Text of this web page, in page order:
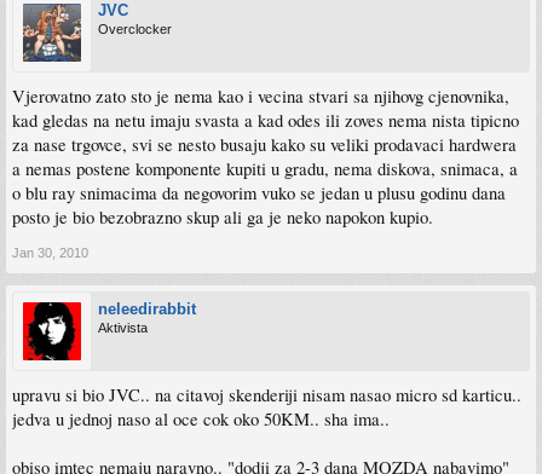
JVC
Overclocker
Vjerovatno zato sto je nema kao i vecina stvari sa njihovg cjenovnika,
kad gledas na netu imaju svasta a kad odes ili zoves nema nista tipicno
za nase trgovce, svi se nesto busaju kako su veliki prodavaci hardwera
a nemas postene komponente kupiti u gradu, nema diskova, snimaca, a
o blu ray snimacima da negovorim vuko se jedan u plusu godinu dana
posto je bio bezobrazno skup ali ga je neko napokon kupio.
Jan 30, 2010
neleedirabbit
Aktivista
upravu si bio JVC.. na citavoj skenderiji nisam nasao micro sd karticu..
jedva u jednoj naso al oce cok oko 50KM.. sha ima..
obiso imtec nemaju naravno.. "dodji za 2-3 dana MOZDA nabavimo"